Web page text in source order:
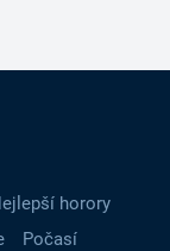
horory
Počasí